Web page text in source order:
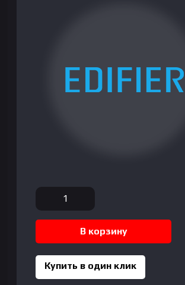
Количество
товара
Edifier
для
TV
В корзину
Купить в один клик